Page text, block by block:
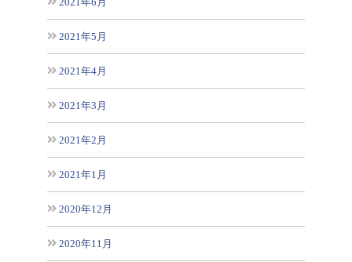
2021年5月
2021年4月
2021年3月
2021年2月
2021年1月
2020年12月
2020年11月